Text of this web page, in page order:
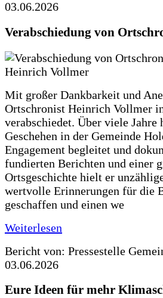
03.06.2026
Verabschiedung von
Mit großer Dankbarkeit und
Ortschronist Heinrich Vollmer
verabschiedet. Über viele
Geschehen in der Gemeinde
Engagement begleitet und
fundierten Berichten und einer
Ortsgeschichte hielt er
wertvolle Erinnerungen für die
geschaffen und einen we
Weiterlesen
Bericht von: Pressestelle
03.06.2026
Eure Ideen für mehr